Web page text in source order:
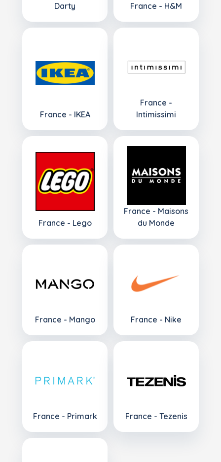
Darty
France - H&M
France - IKEA
France -
Intimissimi
France - Lego
France - Maisons
du Monde
France - Mango France - Nike
France - Primark France - Tezenis